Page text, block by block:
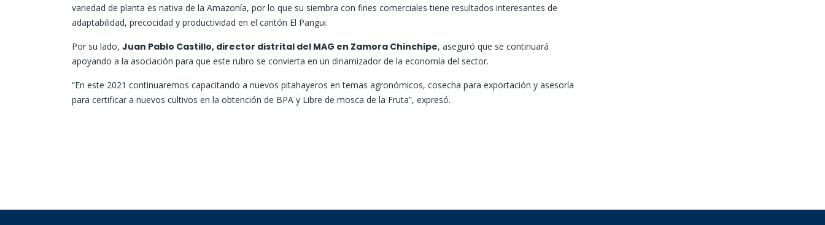
variedad de planta es nativa de la Amazonía, por lo que su siembra con fines comerciales tiene resultados interesantes de
adaptabilidad, precocidad y productividad en el cantón El Pangui.
Por su lado, Juan Pablo Castillo, director distrital del MAG en Zamora Chinchipe, aseguró que se continuará
apoyando a la asociación para que este rubro se convierta en un dinamizador de la economía del sector.
“En este 2021 continuaremos capacitando a nuevos pitahayeros en temas agronómicos, cosecha para exportación y asesoría
para certificar a nuevos cultivos en la obtención de BPA y Libre de mosca de la Fruta”, expresó.